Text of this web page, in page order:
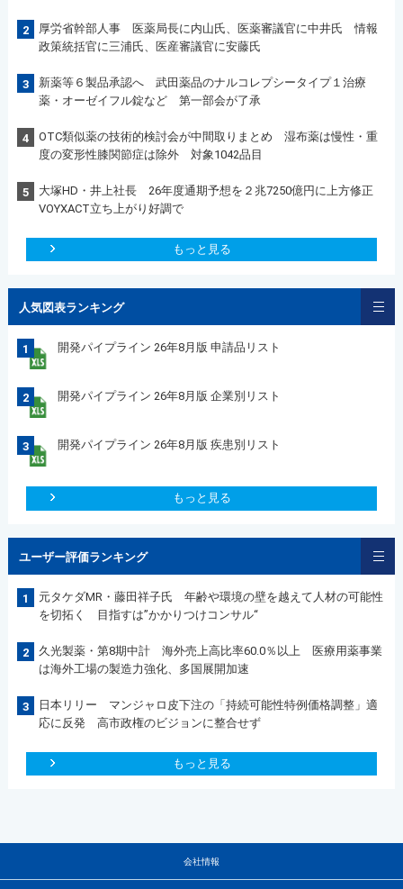
2
厚労省幹部人事 医薬局長に内山氏、医薬審議官に中井氏 情報
政策統括官に三浦氏、医産審議官に安藤氏
3
新薬等６製品承認へ 武田薬品のナルコレプシータイプ１治療
薬・オーゼイフル錠など 第一部会が了承
4
OTC類似薬の技術的検討会が中間取りまとめ 湿布薬は慢性・重
度の変形性膝関節症は除外 対象1042品目
5
大塚HD・井上社長 26年度通期予想を２兆7250億円に上方修正
VOYXACT立ち上がり好調で
もっと見る
人気図表ランキング
1 開発パイプライン 26年8月版 申請品リスト
2 開発パイプライン 26年8月版 企業別リスト
3 開発パイプライン 26年8月版 疾患別リスト
もっと見る
ユーザー評価ランキング
1
元タケダMR・藤田祥子氏 年齢や環境の壁を越えて人材の可能性
を切拓く 目指すは”かかりつけコンサル“
2
久光製薬・第8期中計 海外売上高比率60.0％以上 医療用薬事業
は海外工場の製造力強化、多国展開加速
3
日本リリー マンジャロ皮下注の「持続可能性特例価格調整」適
応に反発 高市政権のビジョンに整合せず
もっと見る
会社情報